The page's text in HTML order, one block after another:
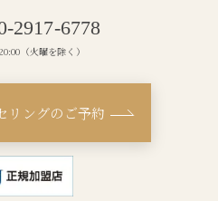
2917-6778
（火曜を除く）
リングのご予約